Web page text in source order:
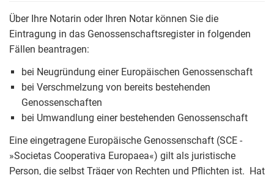
Über Ihre Notarin oder Ihren Notar können Sie die
Eintragung in das Genossenschaftsregister in folgenden
Fällen beantragen:
bei Neugründung einer Europäischen Genossenschaft
bei Verschmelzung von bereits bestehenden
Genossenschaften
bei Umwandlung einer bestehenden Genossenschaft
Eine eingetragene Europäische Genossenschaft (SCE -
»Societas Cooperativa Europaea«) gilt als juristische
Person, die selbst Träger von Rechten und Pflichten ist. Hat